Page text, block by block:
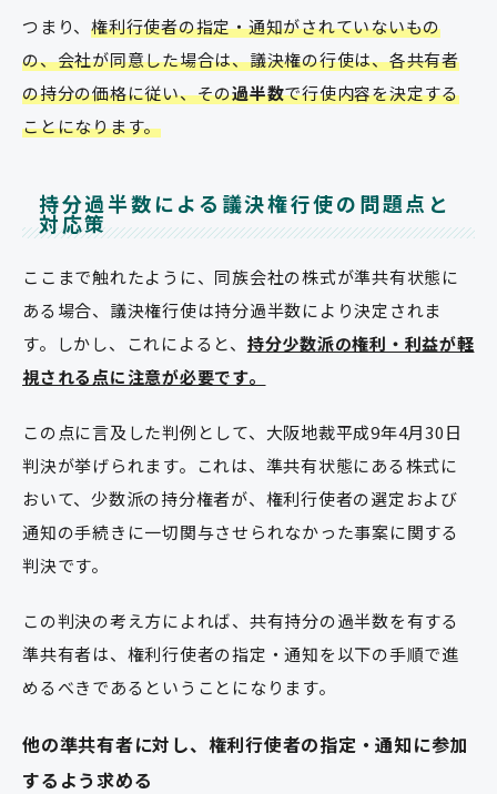
つまり、 権利行使者の指定・通知がされていないもの
の、会社が同意した場合は、議決権の行使は、各共有者
の持分の価格に従い、その過半数で行使内容を決定する
ことになります。
持分過半数による議決権行使の問題点と
対応策
ここまで触れたように、同族会社の株式が準共有状態に
ある場合、議決権行使は持分過半数により決定されま
す。しかし、これによると、 持分少数派の権利・利益が軽
視される点に注意が必要です。
この点に言及した判例として、大阪地裁平成9年4月30日
判決が挙げられます。これは、準共有状態にある株式に
おいて、少数派の持分権者が、権利行使者の選定および
通知の手続きに一切関与させられなかった事案に関する
判決です。
この判決の考え方によれば、共有持分の過半数を有する
準共有者は、権利行使者の指定・通知を以下の手順で進
めるべきであるということになります。
他の準共有者に対し、権利行使者の指定・通知に参加
するよう求める